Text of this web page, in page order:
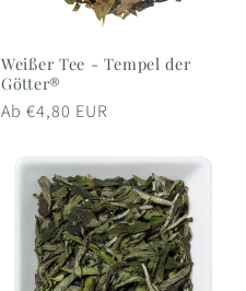
Weißer Tee - Tempel der
Götter®
Normaler
Ab €4,80 EUR